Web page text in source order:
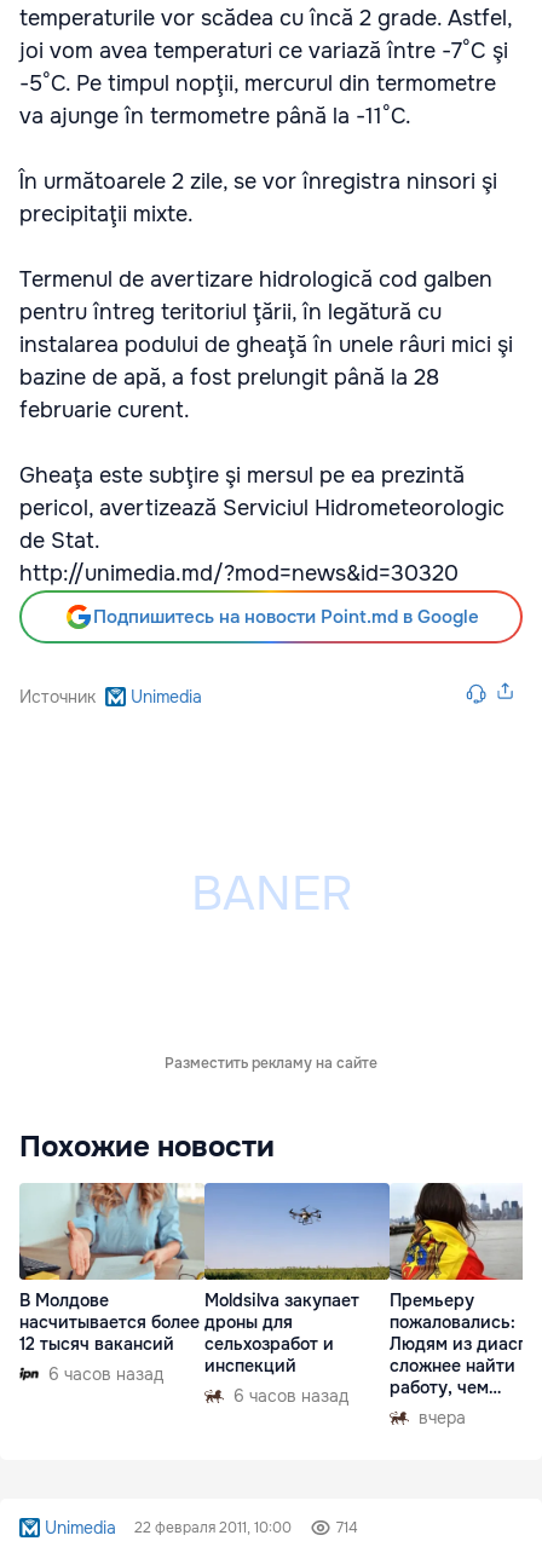
temperaturile vor scădea cu încă 2 grade. Astfel,
joi vom avea temperaturi ce variază între -7°C şi
-5°C. Pe timpul nopţii, mercurul din termometre
va ajunge în termometre până la -11°C.
În următoarele 2 zile, se vor înregistra ninsori şi
precipitaţii mixte.
Termenul de avertizare hidrologică cod galben
pentru întreg teritoriul ţării, în legătură cu
instalarea podului de gheaţă în unele râuri mici şi
bazine de apă, a fost prelungit până la 28
februarie curent.
Gheaţa este subţire şi mersul pe ea prezintă
pericol, avertizează Serviciul Hidrometeorologic
de Stat.
http://unimedia.md/?mod=news&id=30320
Подпишитесь на новости Point.md в Google
Источник Unimedia
Разместить рекламу на сайте
Похожие новости
В Молдове
насчитывается более
12 тысяч вакансий
6 часов назад
Moldsilva закупает
дроны для
сельхозработ и
инспекций
6 часов назад
Премьеру
пожаловались:
Людям из
сложнее найти
работу, чем
гастарбайтерам
вчера
Unimedia 22 февраля 2011, 10:00 714